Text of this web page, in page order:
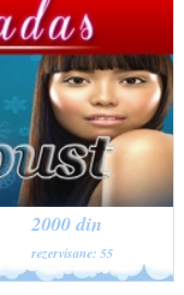
2000 din
rezervisane: 55